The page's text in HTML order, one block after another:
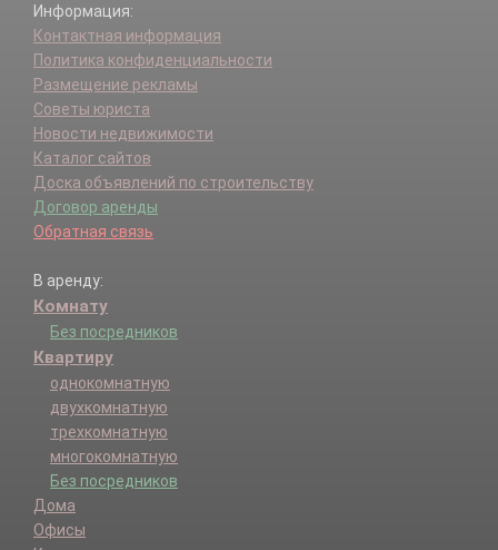
Информация:
Контактная информация
Политика конфиденциальности
Размещение рекламы
Советы юриста
Новости недвижимости
Каталог сайтов
Доска объявлений по строительству
Договор аренды
Обратная связь
В аренду:
Комнату
Без посредников
Квартиру
однокомнатную
двухкомнатную
трехкомнатную
многокомнатную
Без посредников
Дома
Офисы